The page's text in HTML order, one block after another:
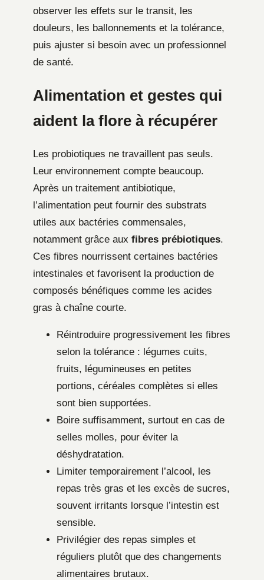
observer les effets sur le transit, les
douleurs, les ballonnements et la tolérance,
puis ajuster si besoin avec un professionnel
de santé.
Alimentation et gestes qui
aident la flore à récupérer
Les probiotiques ne travaillent pas seuls.
Leur environnement compte beaucoup.
Après un traitement antibiotique,
l’alimentation peut fournir des substrats
utiles aux bactéries commensales,
notamment grâce aux fibres prébiotiques.
Ces fibres nourrissent certaines bactéries
intestinales et favorisent la production de
composés bénéfiques comme les acides
gras à chaîne courte.
Réintroduire progressivement les fibres
selon la tolérance : légumes cuits,
fruits, légumineuses en petites
portions, céréales complètes si elles
sont bien supportées.
Boire suffisamment, surtout en cas de
selles molles, pour éviter la
déshydratation.
Limiter temporairement l’alcool, les
repas très gras et les excès de sucres,
souvent irritants lorsque l’intestin est
sensible.
Privilégier des repas simples et
réguliers plutôt que des changements
alimentaires brutaux.